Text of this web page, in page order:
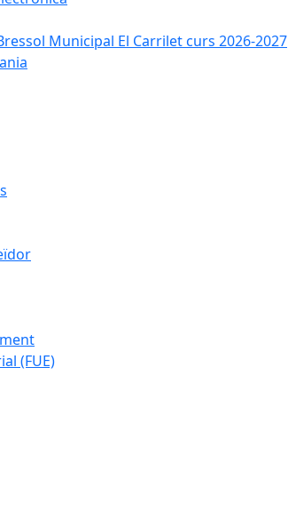
Municipal El Carrilet curs 2026-2027
(FUE)